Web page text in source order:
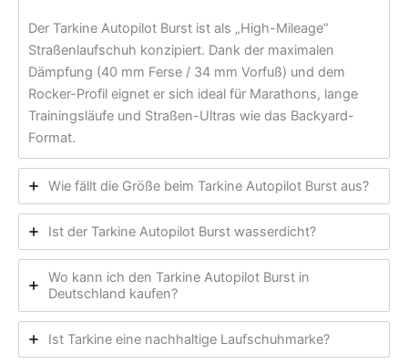
Der Tarkine Autopilot Burst ist als „High-Mileage“
Straßenlaufschuh konzipiert. Dank der maximalen
Dämpfung (40 mm Ferse / 34 mm Vorfuß) und dem
Rocker-Profil eignet er sich ideal für Marathons, lange
Trainingsläufe und Straßen-Ultras wie das Backyard-
Format.
Wie fällt die Größe beim Tarkine Autopilot Burst aus?
Ist der Tarkine Autopilot Burst wasserdicht?
Wo kann ich den Tarkine Autopilot Burst in
Deutschland kaufen?
Ist Tarkine eine nachhaltige Laufschuhmarke?